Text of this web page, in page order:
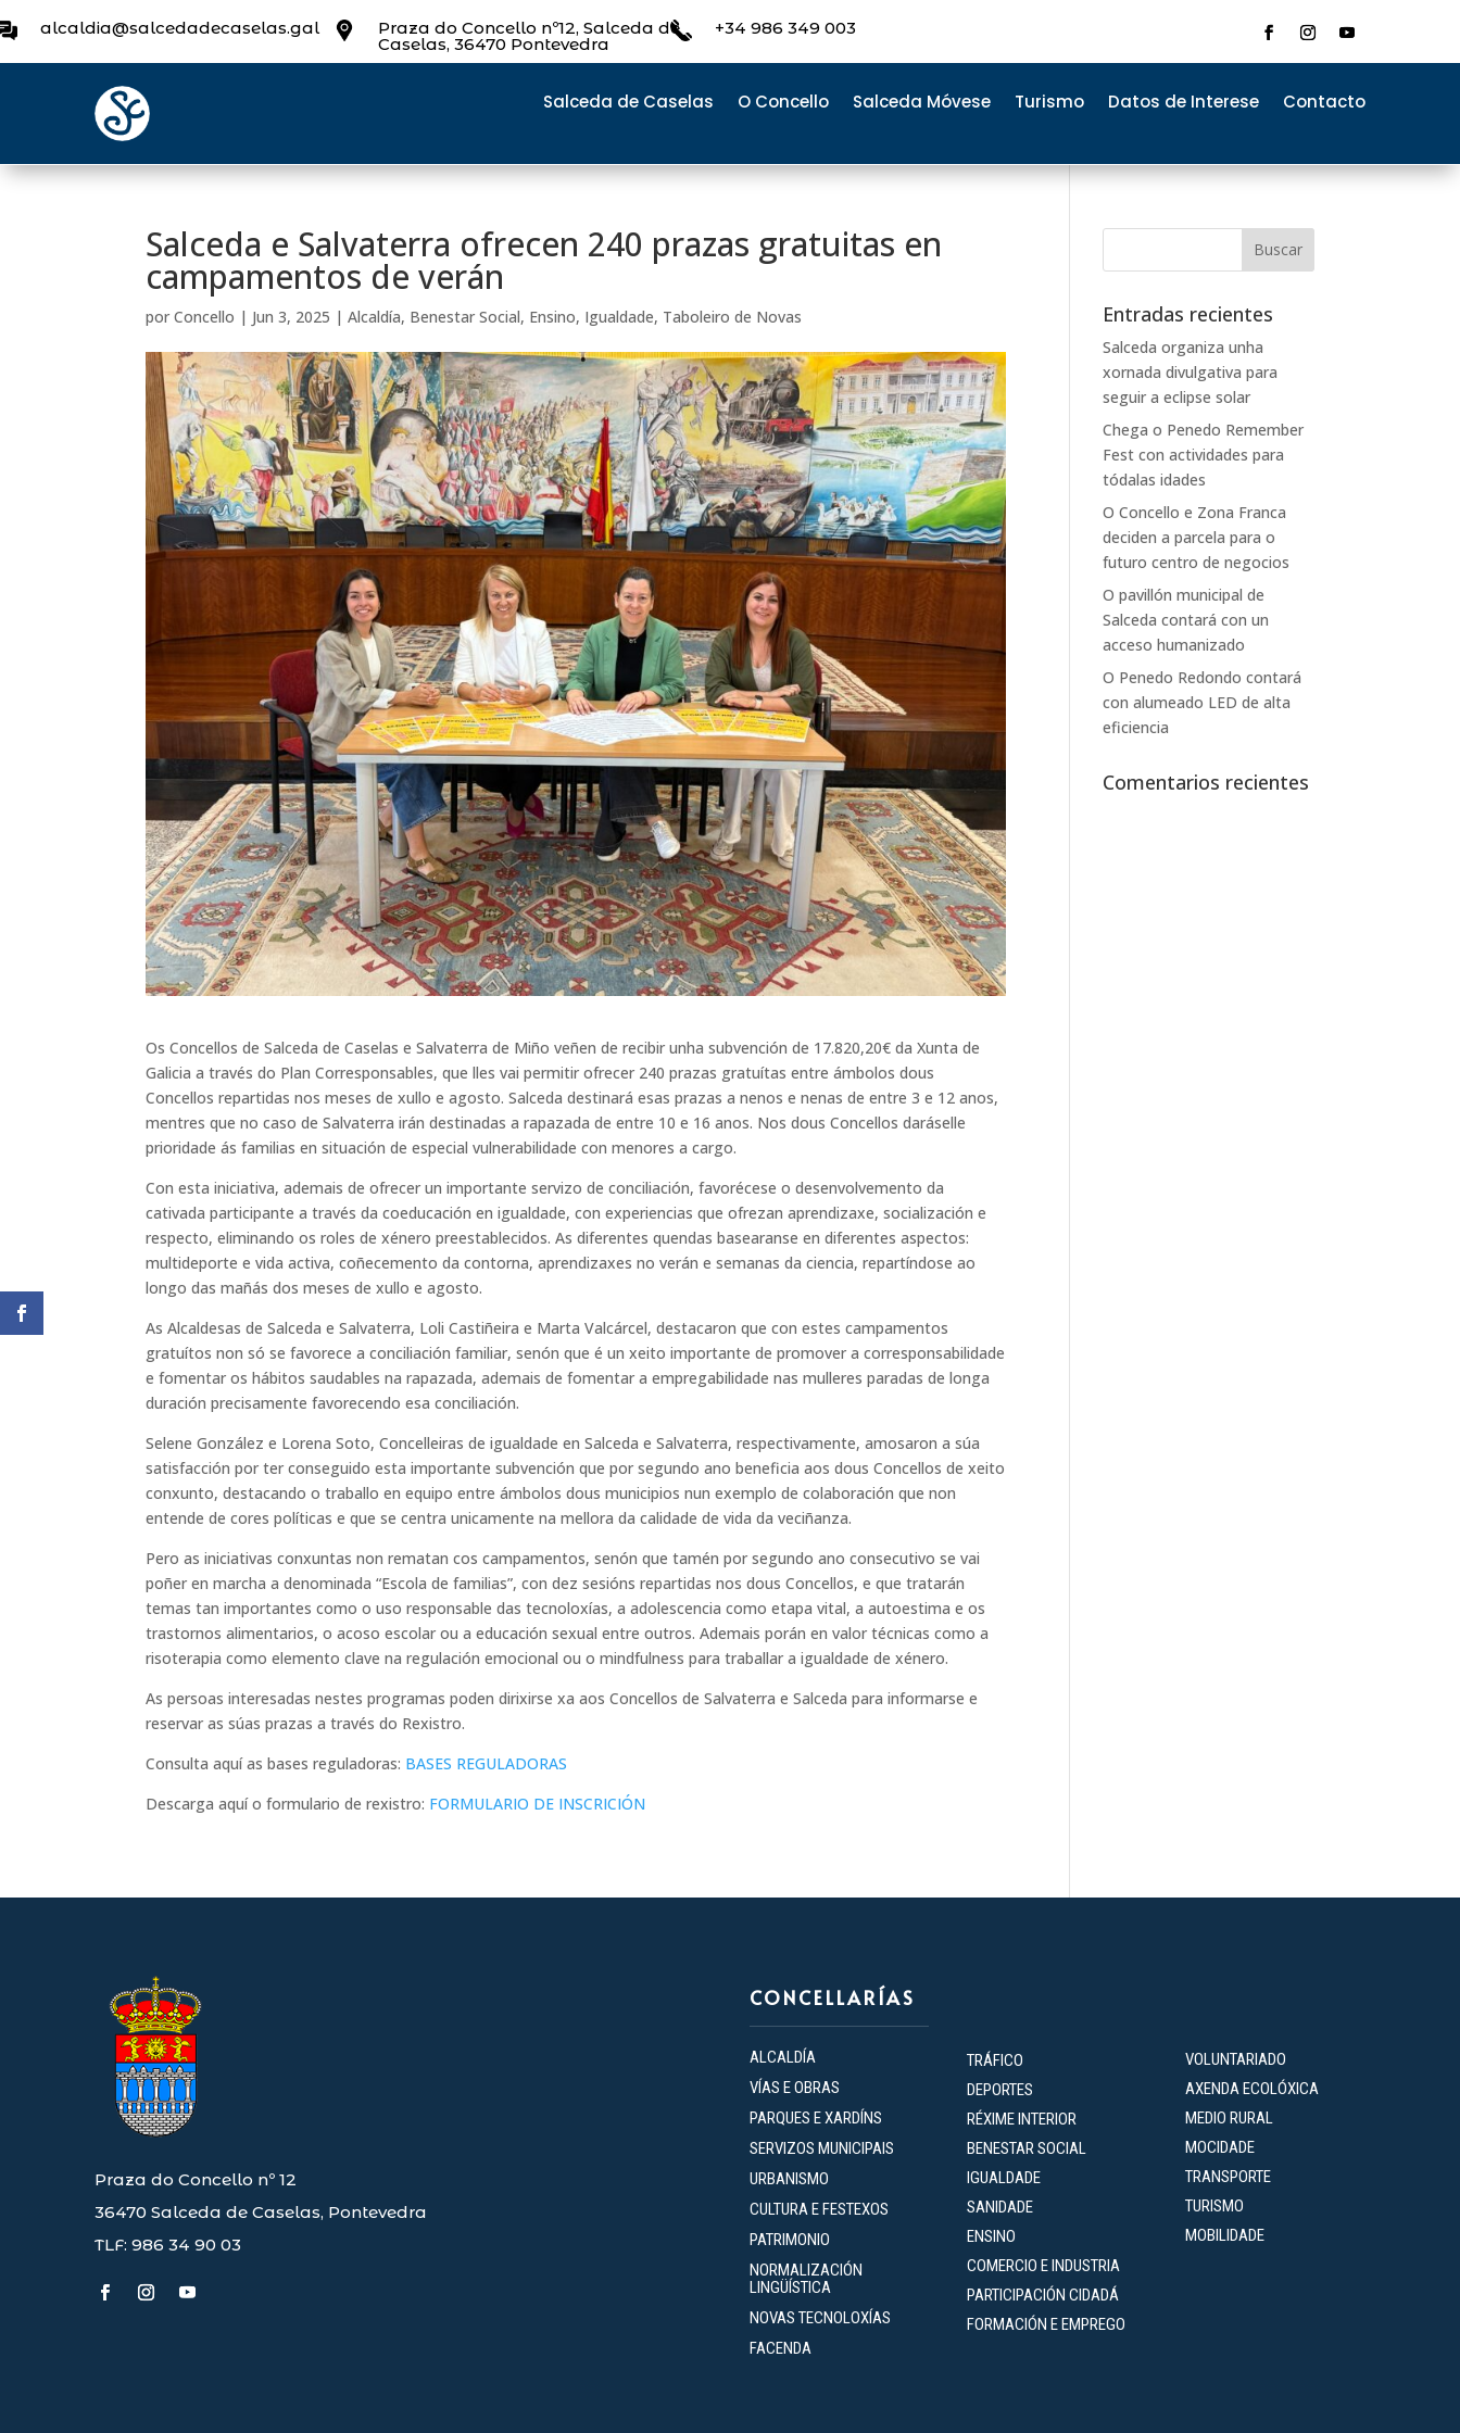
alcaldia@salcedadecaselas.gal Praza do Concello nº12, Salceda de
Caselas, 36470 Pontevedra
+34 986 349 003
Salceda de Caselas O Concello Salceda Móvese Turismo Datos de Interese Contacto
Salceda e Salvaterra ofrecen 240 prazas gratuitas en
campamentos de verán
porConcello | Jun 3, 2025 |Alcaldía, Benestar Social, Ensino, Igualdade, Taboleiro de Novas
Os Concellos de Salceda de Caselas e Salvaterra de Miño veñen de recibir unha subvención de 17.820,20€ da Xunta de
Galicia a través do Plan Corresponsables, que lles vai permitir ofrecer 240 prazas gratuítas entre ámbolos dous
Concellos repartidas nos meses de xullo e agosto. Salceda destinará esas prazas a nenos e nenas de entre 3 e 12 anos,
mentres que no caso de Salvaterra irán destinadas a rapazada de entre 10 e 16 anos. Nos dous Concellos daráselle
prioridade ás familias en situación de especial vulnerabilidade con menores a cargo.
Con esta iniciativa, ademais de ofrecer un importante servizo de conciliación, favorécese o desenvolvemento da
cativada participante a través da coeducación en igualdade, con experiencias que ofrezan aprendizaxe, socialización e
respecto, eliminando os roles de xénero preestablecidos. As diferentes quendas basearanse en diferentes aspectos:
multideporte e vida activa, coñecemento da contorna, aprendizaxes no verán e semanas da ciencia, repartíndose ao
longo das mañás dos meses de xullo e agosto.
As Alcaldesas de Salceda e Salvaterra, Loli Castiñeira e Marta Valcárcel, destacaron que con estes campamentos
gratuítos non só se favorece a conciliación familiar, senón que é un xeito importante de promover a corresponsabilidade
e fomentar os hábitos saudables na rapazada, ademais de fomentar a empregabilidade nas mulleres paradas de longa
duración precisamente favorecendo esa conciliación.
Selene González e Lorena Soto, Concelleiras de igualdade en Salceda e Salvaterra, respectivamente, amosaron a súa
satisfacción por ter conseguido esta importante subvención que por segundo ano beneficia aos dous Concellos de xeito
conxunto, destacando o traballo en equipo entre ámbolos dous municipios nun exemplo de colaboración que non
entende de cores políticas e que se centra unicamente na mellora da calidade de vida da veciñanza.
Pero as iniciativas conxuntas non rematan cos campamentos, senón que tamén por segundo ano consecutivo se vai
poñer en marcha a denominada “Escola de familias”, con dez sesións repartidas nos dous Concellos, e que tratarán
temas tan importantes como o uso responsable das tecnoloxías, a adolescencia como etapa vital, a autoestima e os
trastornos alimentarios, o acoso escolar ou a educación sexual entre outros. Ademais porán en valor técnicas como a
risoterapia como elemento clave na regulación emocional ou o mindfulness para traballar a igualdade de xénero.
As persoas interesadas nestes programas poden dirixirse xa aos Concellos de Salvaterra e Salceda para informarse e
reservar as súas prazas a través do Rexistro.
Consulta aquí as bases reguladoras: BASES REGULADORAS
Descarga aquí o formulario de rexistro: FORMULARIO DE INSCRICIÓN
Entradas recientes
Salceda organiza unha
xornada divulgativa para
seguir a eclipse solar
Chega o Penedo Remember
Fest con actividades para
tódalas idades
O Concello e Zona Franca
deciden a parcela para o
futuro centro de negocios
O pavillón municipal de
Salceda contará con un
acceso humanizado
O Penedo Redondo contará
con alumeado LED de alta
eficiencia
Comentarios recientes
Praza do Concello nº 12
36470 Salceda de Caselas, Pontevedra
TLF: 986 34 90 03
CONCELLARÍAS
ALCALDÍA
VÍAS E OBRAS
PARQUES E XARDÍNS
SERVIZOS MUNICIPAIS
URBANISMO
CULTURA E FESTEXOS
PATRIMONIO
NORMALIZACIÓN
LINGÜÍSTICA
NOVAS TECNOLOXÍAS
FACENDA
TRÁFICO
DEPORTES
RÉXIME INTERIOR
BENESTAR SOCIAL
IGUALDADE
SANIDADE
ENSINO
COMERCIO E INDUSTRIA
PARTICIPACIÓN CIDADÁ
FORMACIÓN E EMPREGO
VOLUNTARIADO
AXENDA ECOLÓXICA
MEDIO RURAL
MOCIDADE
TRANSPORTE
TURISMO
MOBILIDADE